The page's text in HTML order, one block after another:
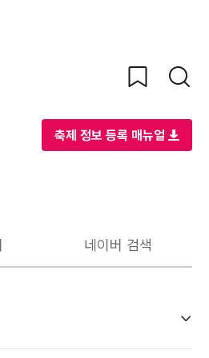
축제 정보 등록 매뉴얼
네이버 검색